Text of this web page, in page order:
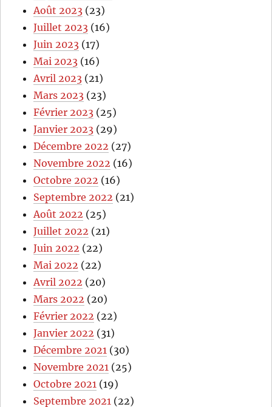
Août 2023 (23)
Juillet 2023 (16)
Juin 2023 (17)
Mai 2023 (16)
Avril 2023 (21)
Mars 2023 (23)
Février 2023 (25)
Janvier 2023 (29)
Décembre 2022 (27)
Novembre 2022 (16)
Octobre 2022 (16)
Septembre 2022 (21)
Août 2022 (25)
Juillet 2022 (21)
Juin 2022 (22)
Mai 2022 (22)
Avril 2022 (20)
Mars 2022 (20)
Février 2022 (22)
Janvier 2022 (31)
Décembre 2021 (30)
Novembre 2021 (25)
Octobre 2021 (19)
Septembre 2021 (22)